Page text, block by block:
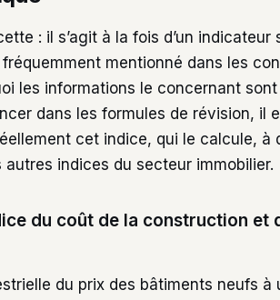
: il s’agit à la fois d’un
fréquemment mentionné dans les
les informations le concernant
dans les formules de révision, il
cet indice, qui le calcule, à
indices du secteur immobilier.
du coût de la construction et
du prix des bâtiments neufs à